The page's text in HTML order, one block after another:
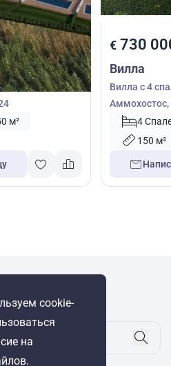
м²
€730
Вилла
Вилла с 4
4
150 м²
cookie-
на
права защищены!